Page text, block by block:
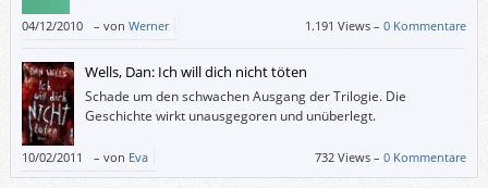
04/12/2010 – von Werner 1.191 Views –0 Kommentare
Wells, Dan: Ich will dich nicht töten
Schade um den schwachen Ausgang der Trilogie. Die
Geschichte wirkt unausgegoren und unüberlegt.
10/02/2011 – von Eva 732 Views –0 Kommentare